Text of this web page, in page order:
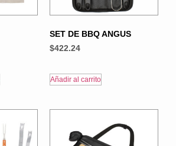
SET DE BBQ ANGUS
$422.24
Añadir al carrito